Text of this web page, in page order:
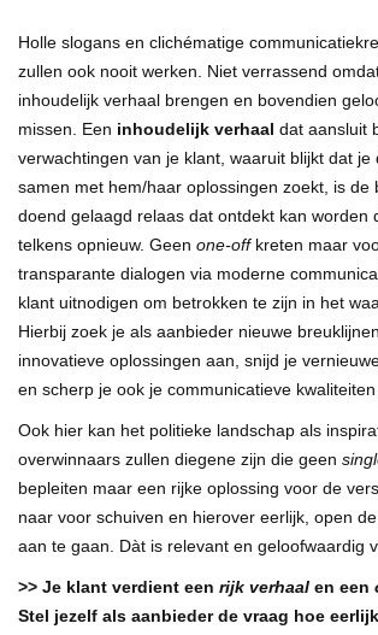
Holle slogans en clichématige
zullen ook nooit werken. Niet verrassend
inhoudelijk verhaal brengen en bovendien
missen. Een inhoudelijk verhaal dat aansluit
verwachtingen van je klant, waaruit blijkt dat je
samen met hem/haar oplossingen zoekt, is de
doend gelaagd relaas dat ontdekt kan worden
telkens opnieuw. Geen one-offkreten maar
transparante dialogen via moderne
klant uitnodigen om betrokken te zijn in het
Hierbij zoek je als aanbieder nieuwe
innovatieve oplossingen aan, snijd je
en scherp je ook je communicatieve kwaliteiten
Ook hier kan het politieke landschap als
overwinnaars zullen diegene zijn die geen
bepleiten maar een rijke oplossing voor de
naar voor schuiven en hierover eerlijk, open
aan te gaan. Dàt is relevant en geloofwaardig
>> Je klant verdient een rijk verhaal en een
Stel jezelf als aanbieder de vraag hoe